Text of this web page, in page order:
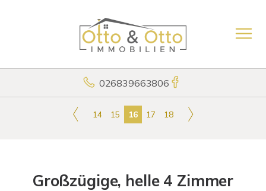
026839663806
14 15 16 17 18
Großzügige, helle 4 Zimmer